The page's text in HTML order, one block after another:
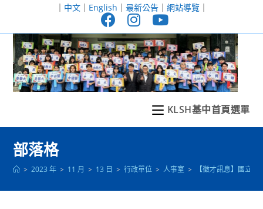
至
｜ 中文｜ English ｜ 最新公告｜ 網站導覽｜
KLSH基中首頁選單
部落格
> 2023 年 > 11 月 > 13 日 > 行政單位 > 人事室 > 【徵才訊息】國立